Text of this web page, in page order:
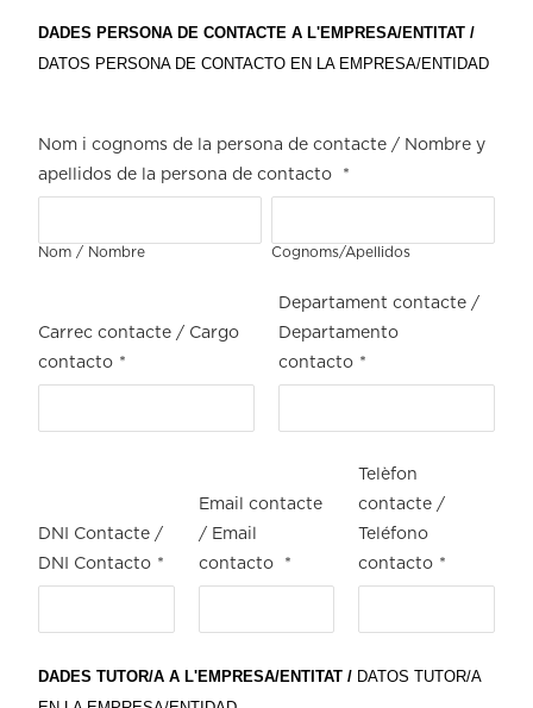
DADES PERSONA DE CONTACTE A L'EMPRESA/ENTITAT /
DATOS PERSONA DE CONTACTO EN LA EMPRESA/ENTIDAD
Nom i cognoms de la persona de contacte / Nombre y
apellidos de la persona de contacto
*
Nom / Nombre Cognoms/Apellidos
Carrec contacte / Cargo
contacto *
Departament contacte /
Departamento
contacto *
DNI Contacte /
DNI Contacto *
Email contacte
/ Email
contacto
*
Telèfon
contacte /
Teléfono
contacto *
DADES TUTOR/A A L'EMPRESA/ENTITAT / DATOS TUTOR/A